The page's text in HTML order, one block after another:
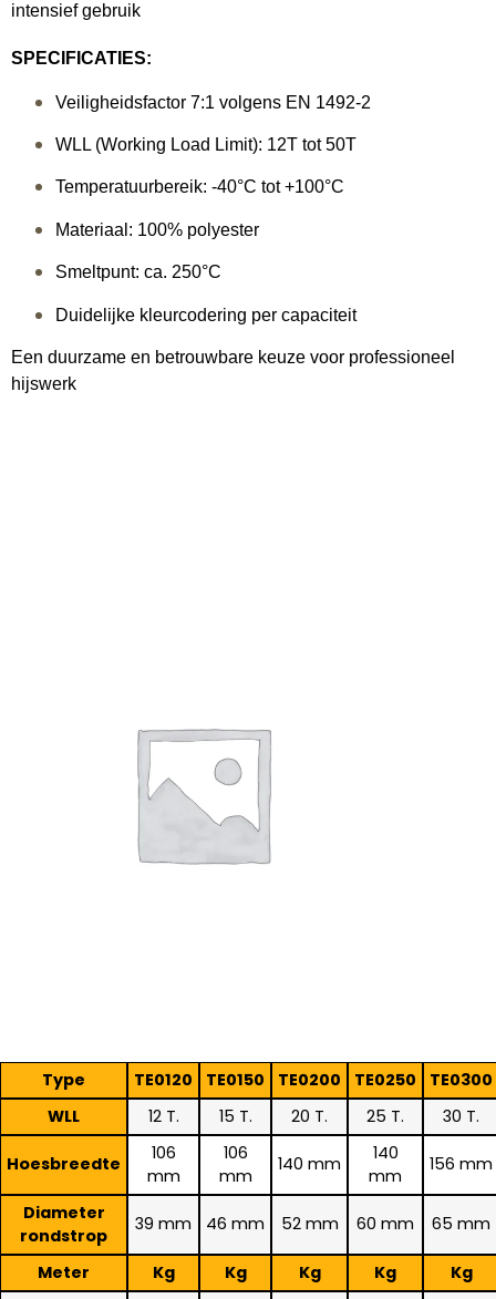
intensief gebruik
SPECIFICATIES:
Veiligheidsfactor 7:1 volgens EN 1492-2
WLL (Working Load Limit): 12T tot 50T
Temperatuurbereik: -40°C tot +100°C
Materiaal: 100% polyester
Smeltpunt: ca. 250°C
Duidelijke kleurcodering per capaciteit
Een duurzame en betrouwbare keuze voor professioneel
hijswerk
Type TE0120 TE0150 TE0200 TE0250
TE0300
WLL
12 T. 15 T. 20 T. 25 T. 30 T.
Hoesbreedte
106
mm
106
mm
140 mm
140
mm
156 mm
Diameter
rondstrop
39 mm 46 mm 52 mm 60 mm 65 mm
Meter Kg Kg Kg Kg
Kg